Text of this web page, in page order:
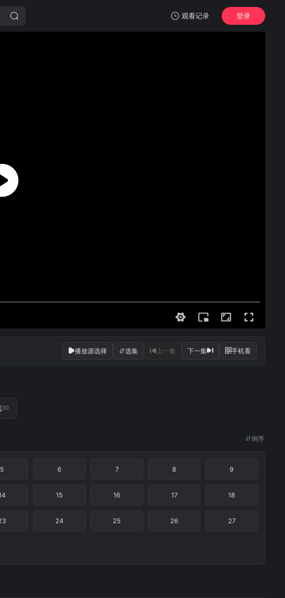
观看记录 登录
播放源选择 选集 上一集 下一集 手机看
30
倒序
5 6 7 8 9
15 16 17 18
24 25 26 27